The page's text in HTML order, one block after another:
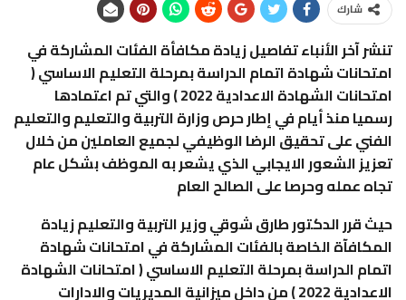
شارك
تنشر آخر الأنباء تفاصيل زيادة مكافأة الفئات المشاركة في
امتحانات شهادة اتمام الدراسة بمرحلة التعليم الاساسي (
امتحانات الشهادة الاعدادية 2022 ) والتي تم اعتمادها
رسميا منذ أيام في إطار حرص وزارة التربية والتعليم والتعليم
الفني على تحقيق الرضا الوظيفي لجميع العاملين من خلال
تعزيز الشعور الايجابي الذي يشعر به الموظف بشكل عام
تجاه عمله وحرصا على الصالح العام
حيث قرر الدكتور طارق شوقي وزير التربية والتعليم زيادة
المكافآة الخاصة بالفئات المشاركة في امتحانات شهادة
اتمام الدراسة بمرحلة التعليم الاساسي ( امتحانات الشهادة
الاعدادية 2022 ) من داخل ميزانية المديريات والادارات